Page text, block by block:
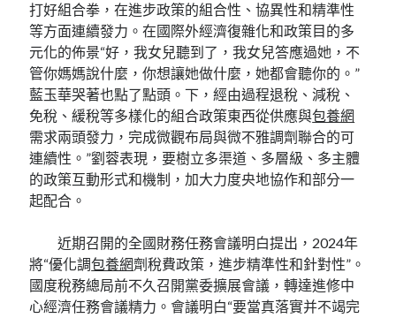
打好組合拳，在進步政策的組合性、協異性和精準性
等方面連續發力。在國際外經濟復雜化和政策目的多
元化的佈景“好，我女兒聽到了，我女兒答應過她，不
管你媽媽說什麼，你想讓她做什麼，她都會聽你的。”
藍玉華哭著也點了點頭。下，經由過程退稅、減稅、
免稅、緩稅等多樣化的組合政策東西從供應與包養網
需求兩頭發力，完成微觀布局與微不雅調劑聯合的可
連續性。”劉蓉表現，要樹立多渠道、多層級、多主體
的政策互動形式和機制，加大力度央地協作和部分一
起配合。
近期召開的全國財務任務會議明白提出，2024年
將“優化調包養網劑稅費政策，進步精準性和針對性”。
國度稅務總局前不久召開黨委擴展會議，轉達進修中
心經濟任務會議精力。會議明白“要當真落實并不竭完